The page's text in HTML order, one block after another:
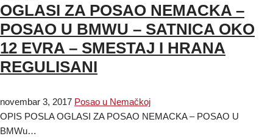
OGLASI ZA POSAO NEMACKA –
POSAO U BMWU – SATNICA OKO
12 EVRA – SMESTAJ I HRANA
REGULISANI
novembar 3, 2017 Posao u Nemačkoj
OPIS POSLA OGLASI ZA POSAO NEMACKA – POSAO U
BMWu…